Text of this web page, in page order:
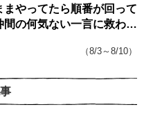
まやってたら順番が回って
間の何気ない一言に救われ
（8/3～8/10）